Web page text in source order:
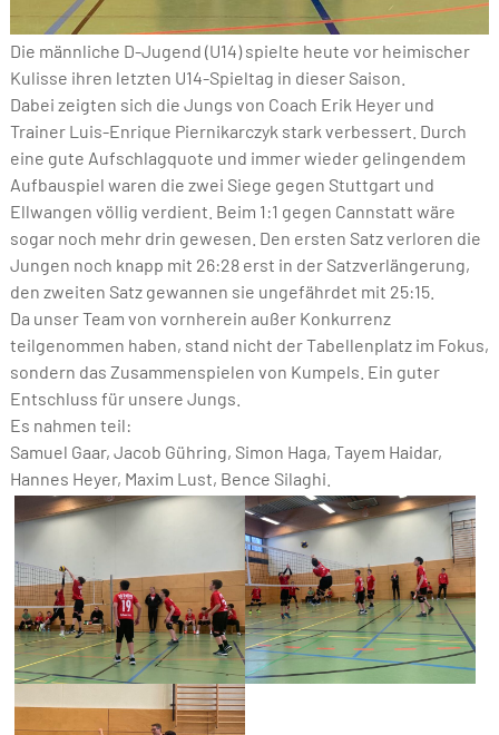
Die männliche D-Jugend (U14) spielte heute vor heimischer
Kulisse ihren letzten U14-Spieltag in dieser Saison.
Dabei zeigten sich die Jungs von Coach Erik Heyer und
Trainer Luis-Enrique Piernikarczyk stark verbessert. Durch
eine gute Aufschlagquote und immer wieder gelingendem
Aufbauspiel waren die zwei Siege gegen Stuttgart und
Ellwangen völlig verdient. Beim 1:1 gegen Cannstatt wäre
sogar noch mehr drin gewesen. Den ersten Satz verloren die
Jungen noch knapp mit 26:28 erst in der Satzverlängerung,
den zweiten Satz gewannen sie ungefährdet mit 25:15.
Da unser Team von vornherein außer Konkurrenz
teilgenommen haben, stand nicht der Tabellenplatz im Fokus,
sondern das Zusammenspielen von Kumpels. Ein guter
Entschluss für unsere Jungs.
Es nahmen teil:
Samuel Gaar, Jacob Gühring, Simon Haga, Tayem Haidar,
Hannes Heyer, Maxim Lust, Bence Silaghi.